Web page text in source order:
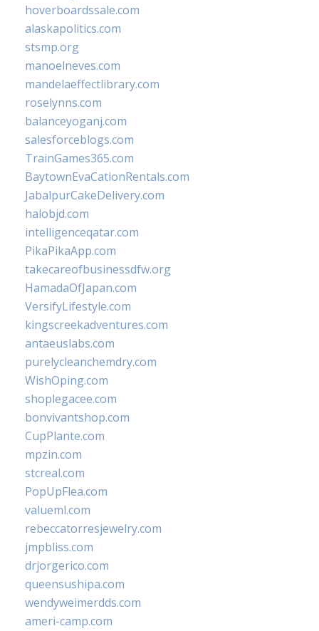
hoverboardssale.com
alaskapolitics.com
stsmp.org
manoelneves.com
mandelaeffectlibrary.com
roselynns.com
balanceyoganj.com
salesforceblogs.com
TrainGames365.com
BaytownEvaCationRentals.com
JabalpurCakeDelivery.com
halobjd.com
intelligenceqatar.com
PikaPikaApp.com
takecareofbusinessdfw.org
HamadaOfJapan.com
VersifyLifestyle.com
kingscreekadventures.com
antaeuslabs.com
purelycleanchemdry.com
WishOping.com
shoplegacee.com
bonvivantshop.com
CupPlante.com
mpzin.com
stcreal.com
PopUpFlea.com
valueml.com
rebeccatorresjewelry.com
jmpbliss.com
drjorgerico.com
queensushipa.com
wendyweimerdds.com
ameri-camp.com